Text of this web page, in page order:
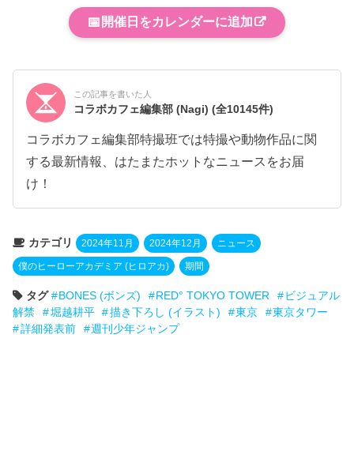
📅 開催日をカレンダーに追加
この記事を書いた人
コラボカフェ編集部 (Nagi)(全10145件)
コラボカフェ編集部特撮班では特撮や動物作品に関
する最新情報、はたまたホットなニュースをお届
け！
カテゴリ 2024年11月 2024年12月 ニュース
僕のヒーローアカデミア (ヒロアカ) 期間
タグ BONES (ボンズ) RED° TOKYO TOWER
ビジュアル
解禁
堀越耕平 描き下ろし (イラスト) 東京
東京タワー
詳細発表前
週刊少年ジャンプ